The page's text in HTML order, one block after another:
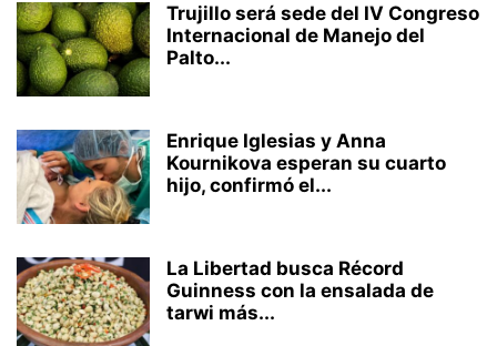
Trujillo será sede del IV Congreso
Internacional de Manejo del
Palto...
Enrique Iglesias y Anna
Kournikova esperan su cuarto
hijo, confirmó el...
La Libertad busca Récord
Guinness con la ensalada de
tarwi más...